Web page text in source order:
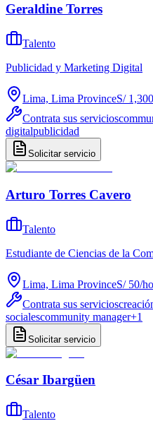
Geraldine Torres
Talento
Publicidad y Marketing Digital
Lima, Lima ProvinceS/ 1,300
Contrata sus servicios
digitalpublicidad
Solicitar servicio
Arturo Torres Cavero
Talento
Estudiante de Ciencias de la
Lima, Lima ProvinceS/ 50/
Contrata sus servicios
socialescommunity manager+1
Solicitar servicio
César Ibargüen
Talento